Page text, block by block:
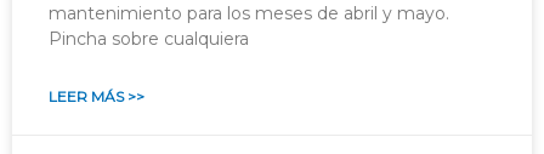
mantenimiento para los meses de abril y mayo.
Pincha sobre cualquiera
LEER MÁS >>